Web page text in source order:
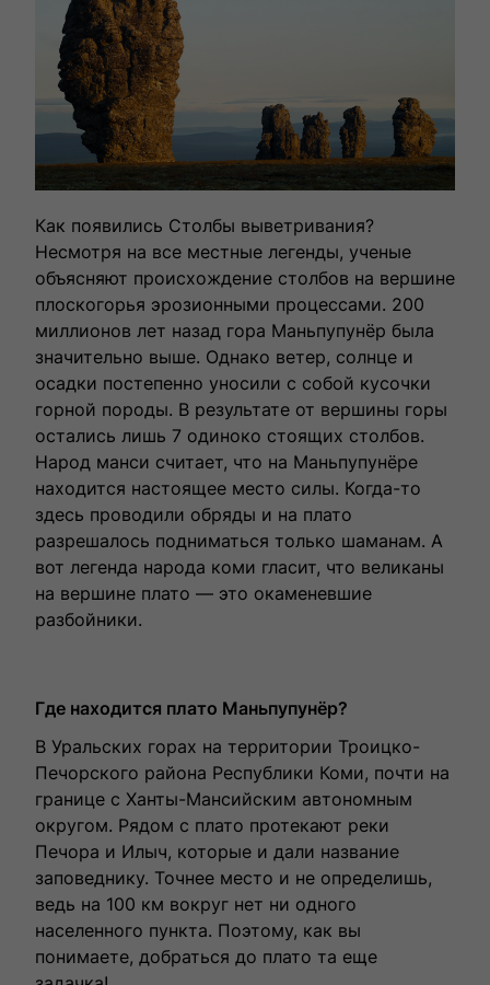
Как появились Столбы выветривания?
Несмотря на все местные легенды, ученые
объясняют происхождение столбов на вершине
плоскогорья эрозионными процессами. 200
миллионов лет назад гора Маньпупунёр была
значительно выше. Однако ветер, солнце и
осадки постепенно уносили с собой кусочки
горной породы. В результате от вершины горы
остались лишь 7 одиноко стоящих столбов.
Народ манси считает, что на Маньпупунёре
находится настоящее место силы. Когда-то
здесь проводили обряды и на плато
разрешалось подниматься только шаманам. А
вот легенда народа коми гласит, что великаны
на вершине плато — это окаменевшие
разбойники.
Где находится плато Маньпупунёр?
В Уральских горах на территории Троицко-
Печорского района Республики Коми, почти на
границе с Ханты-Мансийским автономным
округом. Рядом с плато протекают реки
Печора и Илыч, которые и дали название
заповеднику. Точнее место и не определишь,
ведь на 100 км вокруг нет ни одного
населенного пункта. Поэтому, как вы
понимаете, добраться до плато та еще